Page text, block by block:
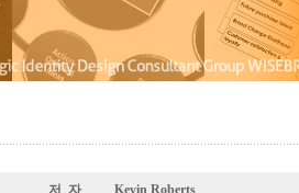
저 자 Kevin Roberts